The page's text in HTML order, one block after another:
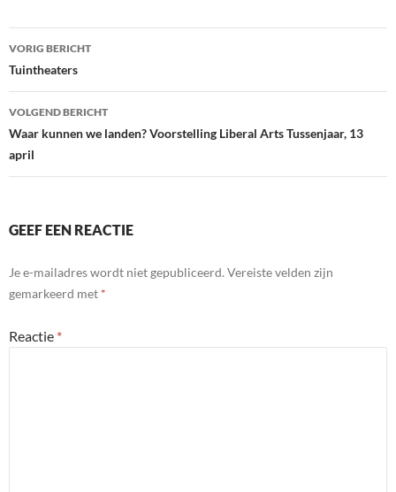
b
o
o
k
er e
n
Berichtnavigatie
VORIG BERICHT
Tuintheaters
VOLGEND BERICHT
Waar kunnen we landen? Voorstelling Liberal Arts Tussenjaar, 13
april
GEEF EEN REACTIE
Je e-mailadres wordt niet gepubliceerd. Vereiste velden zijn
gemarkeerd met *
Reactie *